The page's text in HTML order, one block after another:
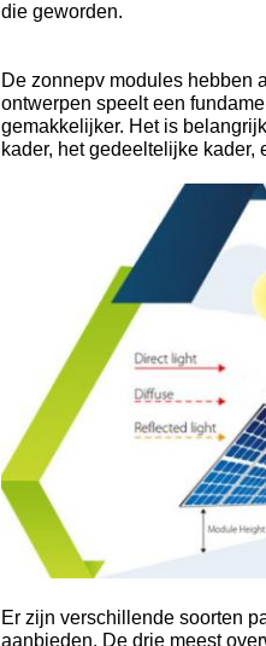
die geworden.
De zonnepv modules hebben
ontwerpen speelt een
gemakkelijker. Het is
kader, het gedeeltelijke kader,
Er zijn verschillende soorten
aanbieden. De drie meest